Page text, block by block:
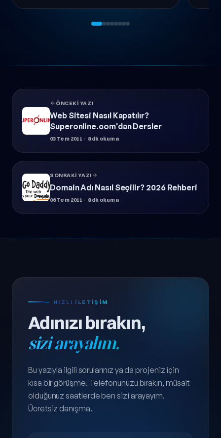
ÖNCEKI YAZI
Web Sitesi Nasıl Kapatılır?
Superonline.com'dan Dersler
03 Tem 2011 · 8 dk okuma
SONRAKI YAZI
Domain Adı Nasıl Seçilir? 2026 Rehberi
06 Tem 2011 · 8 dk okuma
— HIZLI ILETIŞIM
Adınızı bırakın,
sizi arayalım.
Bu yazıyla ilgili sorularınız ya da projeniz için
kısa bir görüşme. Telefonunuzu bırakın, müsait
olduğunuz saatlerde ben sizi arayayım.
Ücretsiz danışma.
Ad Soyad